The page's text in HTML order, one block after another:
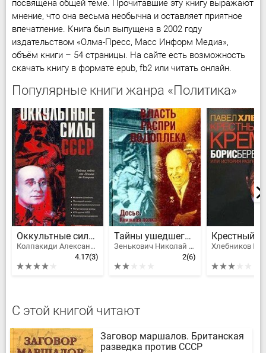
посвящена общей теме. Прочитавшие эту книгу выражают
мнение, что она весьма необычна и оставляет приятное
впечатление. Книга был выпущена в 2002 году
издательством «Олма-Пресс, Масс Информ Медиа»,
объём книги – 54 страницы. На сайте есть возможность
скачать книгу в формате epub, fb2 или читать онлайн.
Популярные книги жанра «Политика»
Оккультные силы СССР
Колпакиди Александр Иванович
4.17(3)
Тайны ушедшего века. Власть. Распри. Подоплека
Зенькович Николай Александрович
2(6)
Хлебников
С этой книгой читают
Заговор маршалов. Британская
разведка против СССР